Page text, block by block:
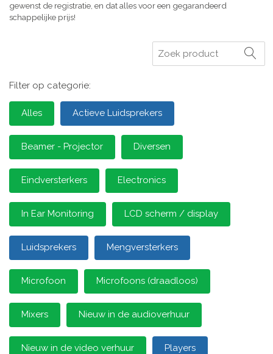
gewenst de registratie, en dat alles voor een gegarandeerd
schappelijke prijs!
Zoeken
Filter op categorie:
Alles Actieve Luidsprekers
Beamer - Projector Diversen
Eindversterkers Electronics
In Ear Monitoring LCD scherm / display
Luidsprekers Mengversterkers
Microfoon Microfoons (draadloos)
Mixers Nieuw in de audioverhuur
Nieuw in de video verhuur Players